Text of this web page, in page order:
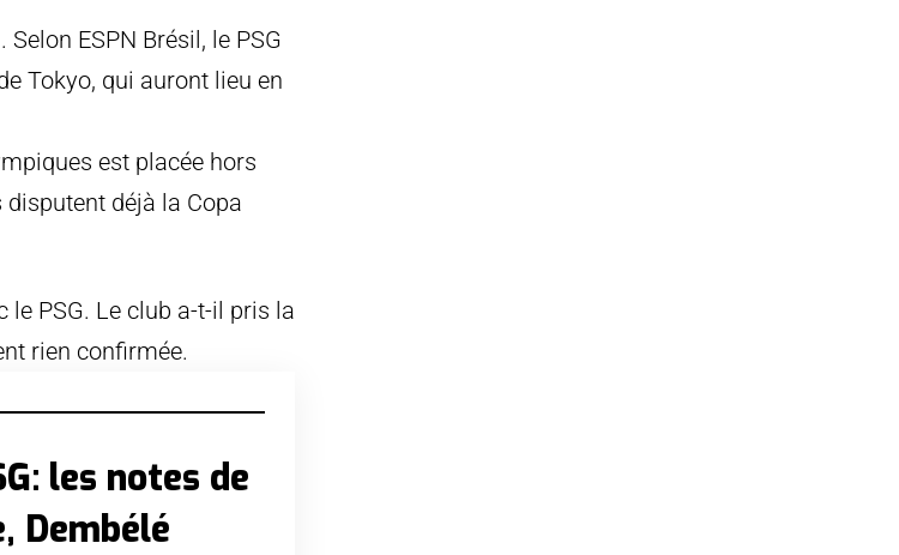
ESPN Brésil, le PSG
Tokyo, qui auront lieu en
est placée hors
disputent déjà la Copa
PSG. Le club a-t-il pris la
rien confirmée.
les notes de
Dembélé